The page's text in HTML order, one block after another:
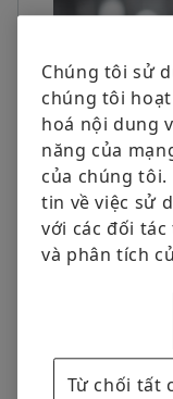
Sản phẩm kỹ
Bảo vệ Thương
Chương trình
Cuộc sống tại
Head of
Schaeffler
Singapore
+65
Ông Maximilian
Bình Dương hiện tại ,
Khu vực châu Á – Thái
vực châu Á –
trò Quyền
Chúng tôi sử
chúng tôi
hoá nội dung
năng của
của chúng
tin về việc sử
với các đối
và phân tích
Từ chối tất